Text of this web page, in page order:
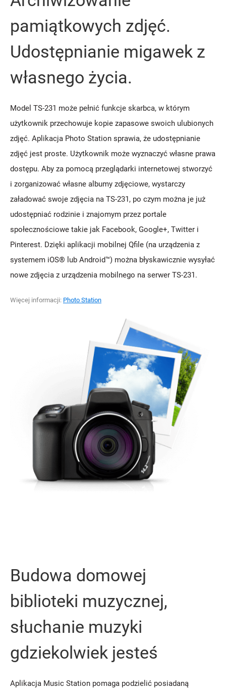
pamiątkowych zdjęć.
Udostępnianie migawek z
własnego życia.
Model TS-231 może pełnić funkcje skarbca, w którym
użytkownik przechowuje kopie zapasowe swoich ulubionych
zdjęć. Aplikacja Photo Station sprawia, że udostępnianie
zdjęć jest proste. Użytkownik może wyznaczyć własne prawa
dostępu. Aby za pomocą przeglądarki internetowej stworzyć
i zorganizować własne albumy zdjęciowe, wystarczy
załadować swoje zdjęcia na TS-231, po czym można je już
udostępniać rodzinie i znajomym przez portale
społecznościowe takie jak Facebook, Google+, Twitter i
Pinterest. Dzięki aplikacji mobilnej Qfile (na urządzenia z
systemem iOS® lub Android™) można błyskawicznie wysyłać
nowe zdjęcia z urządzenia mobilnego na serwer TS-231.
Więcej informacji: Photo Station
Budowa domowej
biblioteki muzycznej,
słuchanie muzyki
gdziekolwiek jesteś
Aplikacja Music Station pomaga podzielić posiadaną